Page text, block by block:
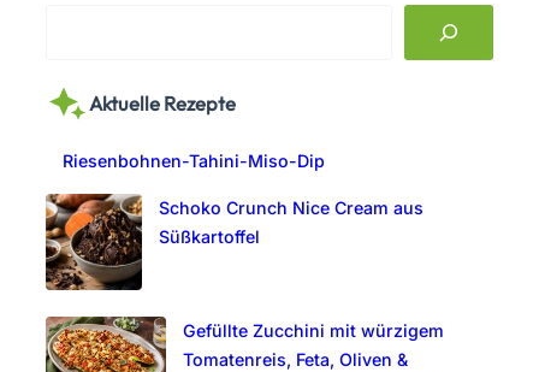
r
Aktuelle Rezepte
Riesenbohnen-Tahini-Miso-Dip
Schoko Crunch Nice Cream aus
Süßkartoffel
Gefüllte Zucchini mit würzigem
Tomatenreis, Feta, Oliven &